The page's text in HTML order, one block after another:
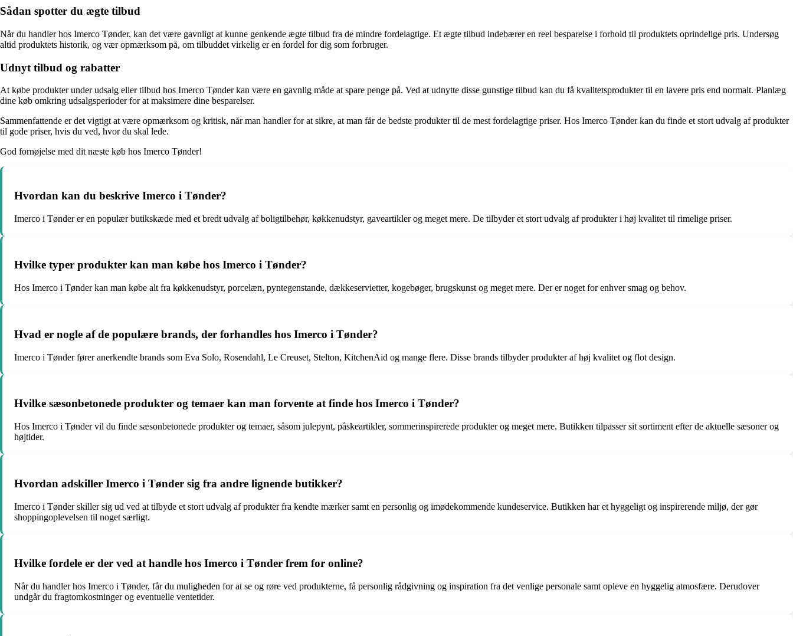
Sådan spotter du ægte tilbud
Når du handler hos Imerco Tønder, kan det være gavnligt at kunne genkende ægte tilbud fra de mindre fordelagtige. Et ægte tilbud indebærer en reel besparelse i forhold til produktets oprindelige pris. Undersøg
altid produktets historik, og vær opmærksom på, om tilbuddet virkelig er en fordel for dig som forbruger.
Udnyt tilbud og rabatter
At købe produkter under udsalg eller tilbud hos Imerco Tønder kan være en gavnlig måde at spare penge på. Ved at udnytte disse gunstige tilbud kan du få kvalitetsprodukter til en lavere pris end normalt. Planlæg
dine køb omkring udsalgsperioder for at maksimere dine besparelser.
Sammenfattende er det vigtigt at være opmærksom og kritisk, når man handler for at sikre, at man får de bedste produkter til de mest fordelagtige priser. Hos Imerco Tønder kan du finde et stort udvalg af produkter
til gode priser, hvis du ved, hvor du skal lede.
God fornøjelse med dit næste køb hos Imerco Tønder!
Hvordan kan du beskrive Imerco i Tønder?
Imerco i Tønder er en populær butikskæde med et bredt udvalg af boligtilbehør, køkkenudstyr, gaveartikler og meget mere. De tilbyder et stort udvalg af produkter i høj kvalitet til rimelige priser.
Hvilke typer produkter kan man købe hos Imerco i Tønder?
Hos Imerco i Tønder kan man købe alt fra køkkenudstyr, porcelæn, pyntegenstande, dækkeservietter, kogebøger, brugskunst og meget mere. Der er noget for enhver smag og behov.
Hvad er nogle af de populære brands, der forhandles hos Imerco i Tønder?
Imerco i Tønder fører anerkendte brands som Eva Solo, Rosendahl, Le Creuset, Stelton, KitchenAid og mange flere. Disse brands tilbyder produkter af høj kvalitet og flot design.
Hvilke sæsonbetonede produkter og temaer kan man forvente at finde hos Imerco i Tønder?
Hos Imerco i Tønder vil du finde sæsonbetonede produkter og temaer, såsom julepynt, påskeartikler, sommerinspirerede produkter og meget mere. Butikken tilpasser sit sortiment efter de aktuelle sæsoner og
højtider.
Hvordan adskiller Imerco i Tønder sig fra andre lignende butikker?
Imerco i Tønder skiller sig ud ved at tilbyde et stort udvalg af produkter fra kendte mærker samt en personlig og imødekommende kundeservice. Butikken har et hyggeligt og inspirerende miljø, der gør
shoppingoplevelsen til noget særligt.
Hvilke fordele er der ved at handle hos Imerco i Tønder frem for online?
Når du handler hos Imerco i Tønder, får du muligheden for at se og røre ved produkterne, få personlig rådgivning og inspiration fra det venlige personale samt opleve en hyggelig atmosfære. Derudover
undgår du fragtomkostninger og eventuelle ventetider.